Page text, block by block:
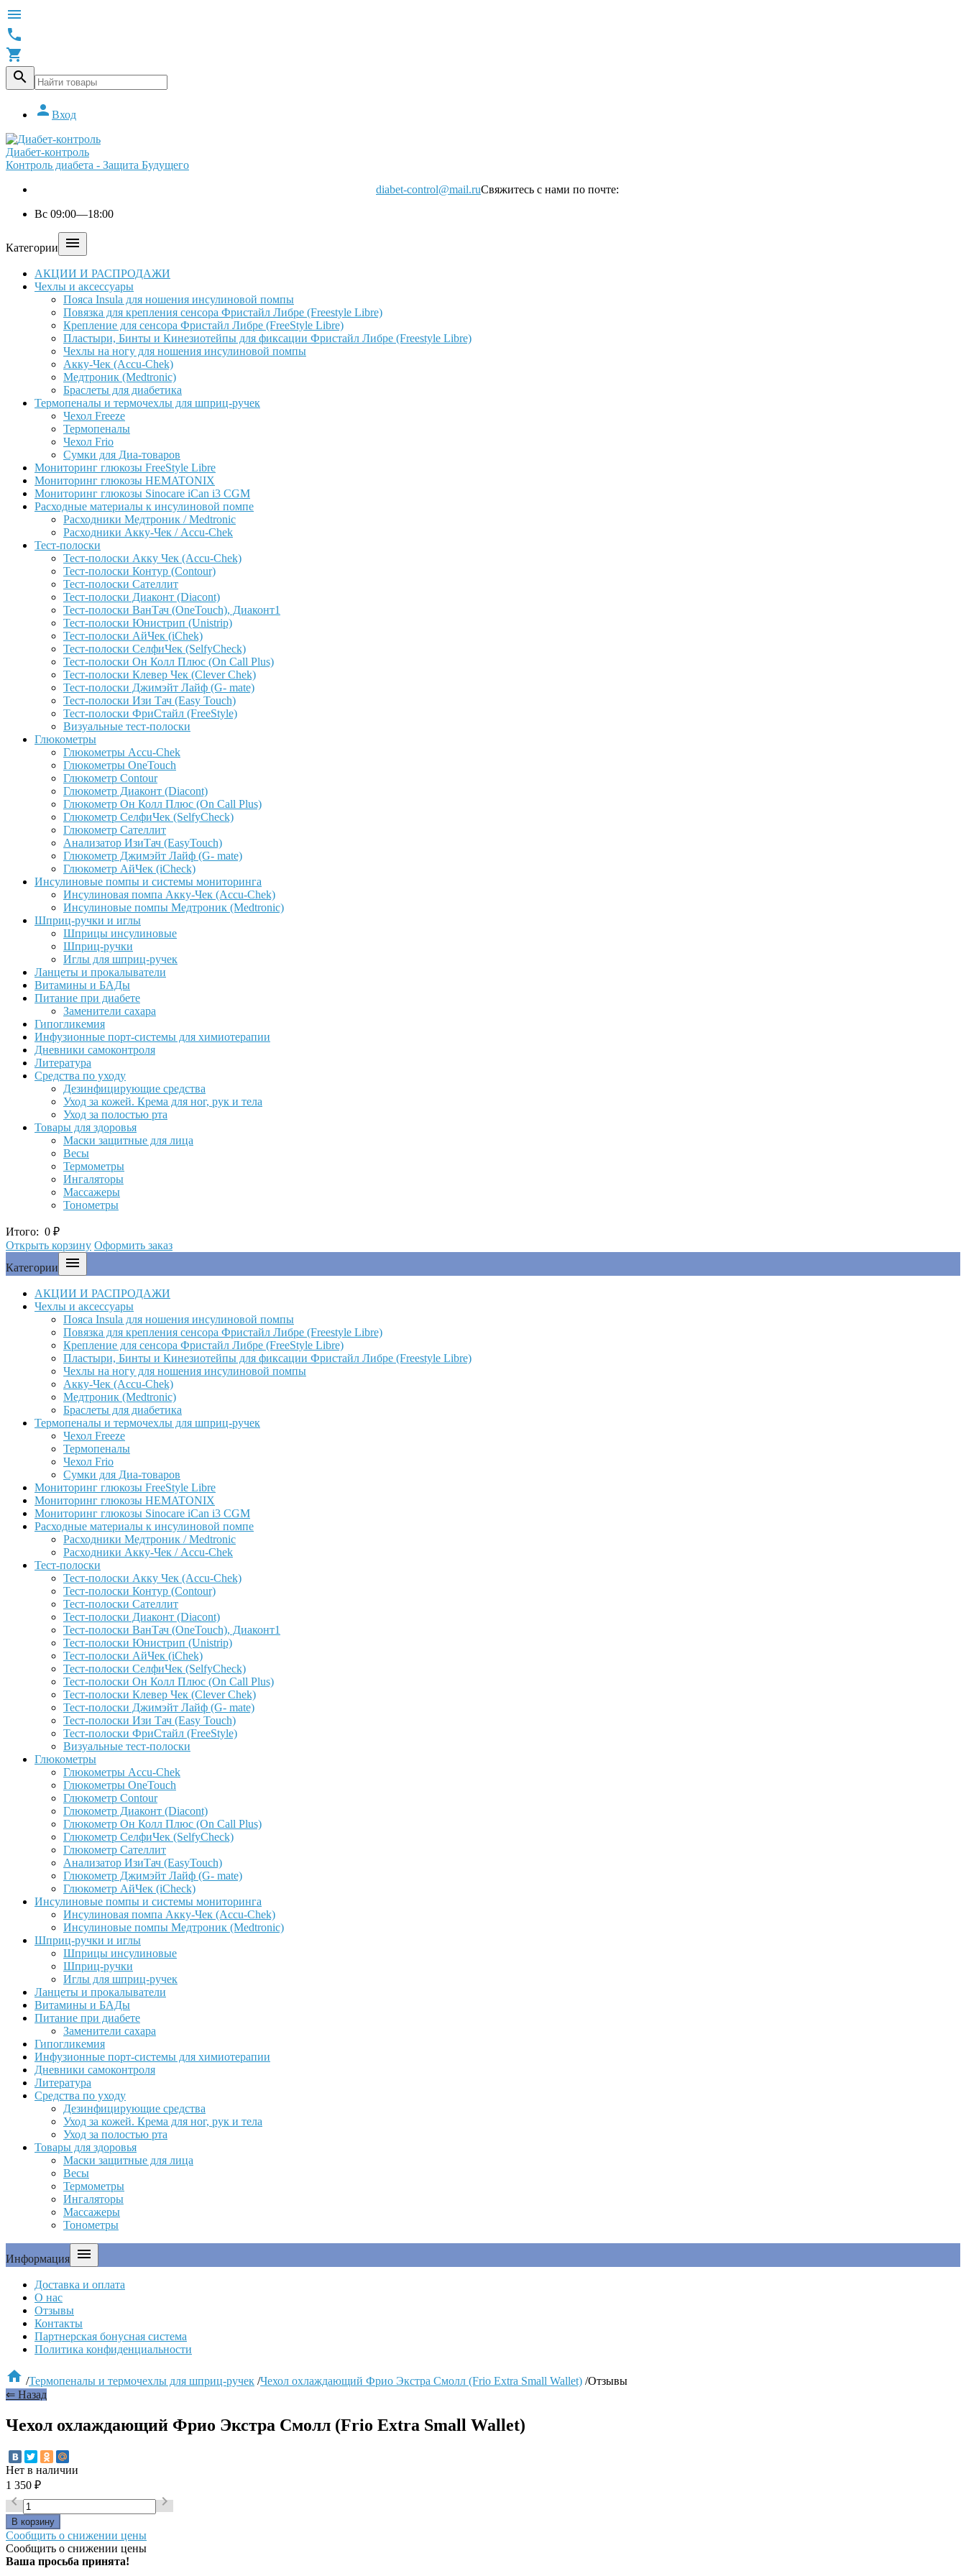




 Вход
Диабет-контроль
Контроль диабета - Защита Будущего
diabet-control@mail.ruСвяжитесь с нами по почте:
Вс 09:00—18:00
Категории 
АКЦИИ И РАСПРОДАЖИ
Чехлы и аксессуары
Пояса Insula для ношения инсулиновой помпы
Повязка для крепления сенсора Фристайл Либре (Freestyle Libre)
Крепление для сенсора Фристайл Либре (FreeStyle Libre)
Пластыри, Бинты и Кинезиотейпы для фиксации Фристайл Либре (Freestyle Libre)
Чехлы на ногу для ношения инсулиновой помпы
Акку-Чек (Accu-Chek)
Медтроник (Medtronic)
Браслеты для диабетика
Термопеналы и термочехлы для шприц-ручек
Чехол Freeze
Термопеналы
Чехол Frio
Сумки для Диа-товаров
Мониторинг глюкозы FreeStyle Libre
Мониторинг глюкозы HEMATONIX
Мониторинг глюкозы Sinocare iCan i3 CGM
Расходные материалы к инсулиновой помпе
Расходники Медтроник / Medtronic
Расходники Акку-Чек / Accu-Chek
Тест-полоски
Тест-полоски Акку Чек (Accu-Chek)
Тест-полоски Контур (Contour)
Тест-полоски Сателлит
Тест-полоски Диаконт (Diacont)
Тест-полоски ВанТач (OneTouch), Диаконт1
Тест-полоски Юнистрип (Unistrip)
Тест-полоски АйЧек (iChek)
Тест-полоски СелфиЧек (SelfyCheck)
Тест-полоски Он Колл Плюс (On Call Plus)
Тест-полоски Клевер Чек (Clever Chek)
Тест-полоски Джимэйт Лайф (G- mate)
Тест-полоски Изи Тач (Easy Touch)
Тест-полоски ФриCтайл (FreeStyle)
Визуальные тест-полоски
Глюкометры
Глюкометры Accu-Сhek
Глюкометры OneTouch
Глюкометр Contour
Глюкометр Диаконт (Diacont)
Глюкометр Он Колл Плюс (On Call Plus)
Глюкометр СелфиЧек (SelfyCheck)
Глюкометр Сателлит
Анализатор ИзиТач (EasyTouch)
Глюкометр Джимэйт Лайф (G- mate)
Глюкометр АйЧек (iCheck)
Инсулиновые помпы и системы мониторинга
Инсулиновая помпа Акку-Чек (Accu-Chek)
Инсулиновые помпы Медтроник (Medtronic)
Шприц-ручки и иглы
Шприцы инсулиновые
Шприц-ручки
Иглы для шприц-ручек
Ланцеты и прокалыватели
Витамины и БАДы
Питание при диабете
Заменители сахара
Гипогликемия
Инфузионные порт-системы для химиотерапии
Дневники самоконтроля
Литература
Средства по уходу
Дезинфицирующие средства
Уход за кожей. Крема для ног, рук и тела
Уход за полостью рта
Товары для здоровья
Маски защитные для лица
Весы
Термометры
Ингаляторы
Массажеры
Тонометры
Итого: 0 ₽
Открыть корзину Оформить заказ
Категории

АКЦИИ И РАСПРОДАЖИ
Чехлы и аксессуары
Пояса Insula для ношения инсулиновой помпы
Повязка для крепления сенсора Фристайл Либре (Freestyle Libre)
Крепление для сенсора Фристайл Либре (FreeStyle Libre)
Пластыри, Бинты и Кинезиотейпы для фиксации Фристайл Либре (Freestyle Libre)
Чехлы на ногу для ношения инсулиновой помпы
Акку-Чек (Accu-Chek)
Медтроник (Medtronic)
Браслеты для диабетика
Термопеналы и термочехлы для шприц-ручек
Чехол Freeze
Термопеналы
Чехол Frio
Сумки для Диа-товаров
Мониторинг глюкозы FreeStyle Libre
Мониторинг глюкозы HEMATONIX
Мониторинг глюкозы Sinocare iCan i3 CGM
Расходные материалы к инсулиновой помпе
Расходники Медтроник / Medtronic
Расходники Акку-Чек / Accu-Chek
Тест-полоски
Тест-полоски Акку Чек (Accu-Chek)
Тест-полоски Контур (Contour)
Тест-полоски Сателлит
Тест-полоски Диаконт (Diacont)
Тест-полоски ВанТач (OneTouch), Диаконт1
Тест-полоски Юнистрип (Unistrip)
Тест-полоски АйЧек (iChek)
Тест-полоски СелфиЧек (SelfyCheck)
Тест-полоски Он Колл Плюс (On Call Plus)
Тест-полоски Клевер Чек (Clever Chek)
Тест-полоски Джимэйт Лайф (G- mate)
Тест-полоски Изи Тач (Easy Touch)
Тест-полоски ФриCтайл (FreeStyle)
Визуальные тест-полоски
Глюкометры
Глюкометры Accu-Сhek
Глюкометры OneTouch
Глюкометр Contour
Глюкометр Диаконт (Diacont)
Глюкометр Он Колл Плюс (On Call Plus)
Глюкометр СелфиЧек (SelfyCheck)
Глюкометр Сателлит
Анализатор ИзиТач (EasyTouch)
Глюкометр Джимэйт Лайф (G- mate)
Глюкометр АйЧек (iCheck)
Инсулиновые помпы и системы мониторинга
Инсулиновая помпа Акку-Чек (Accu-Chek)
Инсулиновые помпы Медтроник (Medtronic)
Шприц-ручки и иглы
Шприцы инсулиновые
Шприц-ручки
Иглы для шприц-ручек
Ланцеты и прокалыватели
Витамины и БАДы
Питание при диабете
Заменители сахара
Гипогликемия
Инфузионные порт-системы для химиотерапии
Дневники самоконтроля
Литература
Средства по уходу
Дезинфицирующие средства
Уход за кожей. Крема для ног, рук и тела
Уход за полостью рта
Товары для здоровья
Маски защитные для лица
Весы
Термометры
Ингаляторы
Массажеры
Тонометры
Информация 
Доставка и оплата
О нас
Отзывы
Контакты
Партнерская бонусная система
Политика конфиденциальности
 /Термопеналы и термочехлы для шприц-ручек /Чехол охлаждающий Фрио Экстра Смолл (Frio Extra Small Wallet) /Отзывы
⇐ Назад
Чехол охлаждающий Фрио Экстра Смолл (Frio Extra Small Wallet)
Нет в наличии
1 350 ₽
 
Сообщить о снижении цены
Сообщить о снижении цены
Ваша просьба принята!